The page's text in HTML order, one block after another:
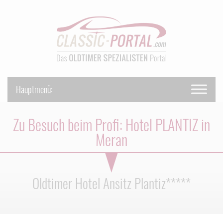
Zu Besuch beim Profi: Hotel PLANTIZ in
Meran
Oldtimer Hotel Ansitz Plantiz*****